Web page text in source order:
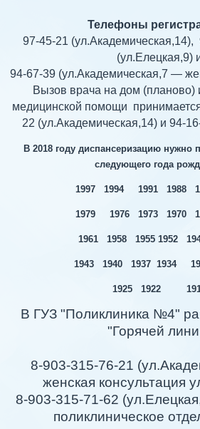
Телефоны
97-45-21 (ул.Академическая,14),
(ул.Елецкая,9)
94-67-39 (ул.Академическая,7 —
Вызов врача на дом (планово)
медицинской помощи
22 (ул.Академическая,14) и 94-
В 2018 году диспансеризацию нужно
следующего года
1997 1994 1991 1988
1979 1976 1973 1970
1961 1958 1955 1952
1943 1940 1937 1934
1925 1922
В ГУЗ "Поликлиника №4"
"Горячей
8-903-315-76-21
женская консультация
8-903-315-71-62
поликлиническое